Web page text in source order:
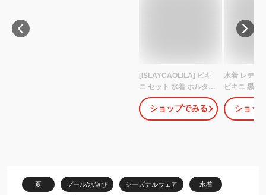
[ISLAYCAOLILA] ビキ
ニ セット 水着 ホルター
ネック クロス スイムド
レス リボン フレア スカ
ート ミニ パッド入り ワ
ショップでみる
水着 レディ
ビキニ 黒 白
ホワイト レ
料 セパレー
ネック セク
ショッ
夏 プール/水遊び シーズナルウェア 水着